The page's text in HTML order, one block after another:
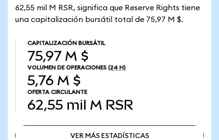
62,55 mil M RSR, significa que Reserve Rights tiene
una capitalización bursátil total de 75,97 M $.
CAPITALIZACIÓN BURSÁTIL
75,97 M $
VOLUMEN DE OPERACIONES (24 H)
5,76 M $
OFERTA CIRCULANTE
62,55 mil M RSR
VER MÁS ESTADÍSTICAS